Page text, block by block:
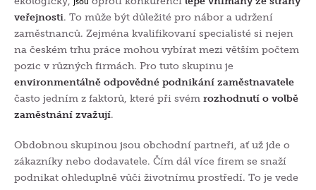
veřejnosti. To může být důležité pro nábor a udržení
zaměstnanců. Zejména kvalifikovaní specialisté si nejen
na českém trhu práce mohou vybírat mezi větším počtem
pozic v různých firmách. Pro tuto skupinu je
environmentálně odpovědné podnikání zaměstnavatele
často jedním z faktorů, které při svém rozhodnutí o volbě
zaměstnání zvažují.
Obdobnou skupinou jsou obchodní partneři, ať už jde o
zákazníky nebo dodavatele. Čím dál více firem se snaží
podnikat ohleduplně vůči životnímu prostředí. To je vede